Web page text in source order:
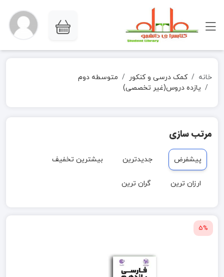
خانه کمک درسی و کنکور
متوسطه دوم
یازده دروس(غیر تخصصی)
مرتب سازی
پیشفرض جدیدترین بیشترین تخفیف
ارزان ترین گران ترین
5%